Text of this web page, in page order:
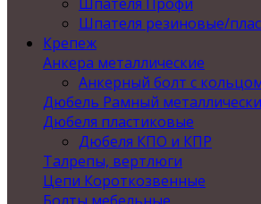
Шпателя резиновые/
Крепеж
Анкера металлические
Анкерный болт с
Дюбель Рамный
Дюбеля пластиковые
Дюбеля КПО и КПР
Талрепы, вертлюги
Цепи Короткозвенные